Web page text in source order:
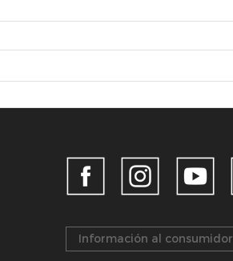
Información al consumidor